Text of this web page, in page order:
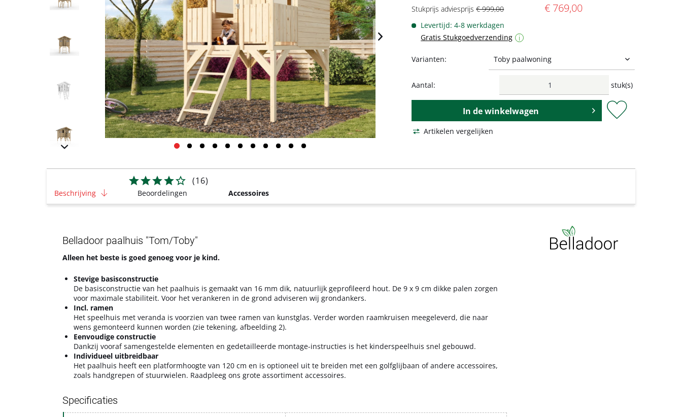
Stukprijs adviesprijs€ 999,00 € 769,00
Levertijd: 4-8 werkdagen
Gratis Stukgoedverzending
i
Varianten:
Aantal: stuk(s)
In de winkelwagen
Artikelen vergelijken
Beschrijving
(16)
Beoordelingen Accessoires
Belladoor paalhuis "Tom/Toby"
Alleen het beste is goed genoeg voor je kind.
Stevige basisconstructie
De basisconstructie van het paalhuis is gemaakt van 16 mm dik, natuurlijk geprofileerd hout. De 9 x 9 cm dikke palen zorgen
voor maximale stabiliteit. Voor het verankeren in de grond adviseren wij grondankers.
Incl. ramen
Het speelhuis met veranda is voorzien van twee ramen van kunstglas. Verder worden raamkruisen meegeleverd, die naar
wens gemonteerd kunnen worden (zie tekening, afbeelding 2).
Eenvoudige constructie
Dankzij vooraf samengestelde elementen en gedetailleerde montage-instructies is het kinderspeelhuis snel gebouwd.
Individueel uitbreidbaar
Het paalhuis heeft een platformhoogte van 120 cm en is optioneel uit te breiden met een golfglijbaan of andere accessoires,
zoals handgrepen of stuurwielen. Raadpleeg ons grote assortiment accessoires.
Specificaties